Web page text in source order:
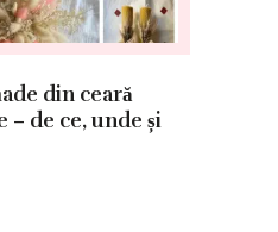
din ceară
– de ce, unde și